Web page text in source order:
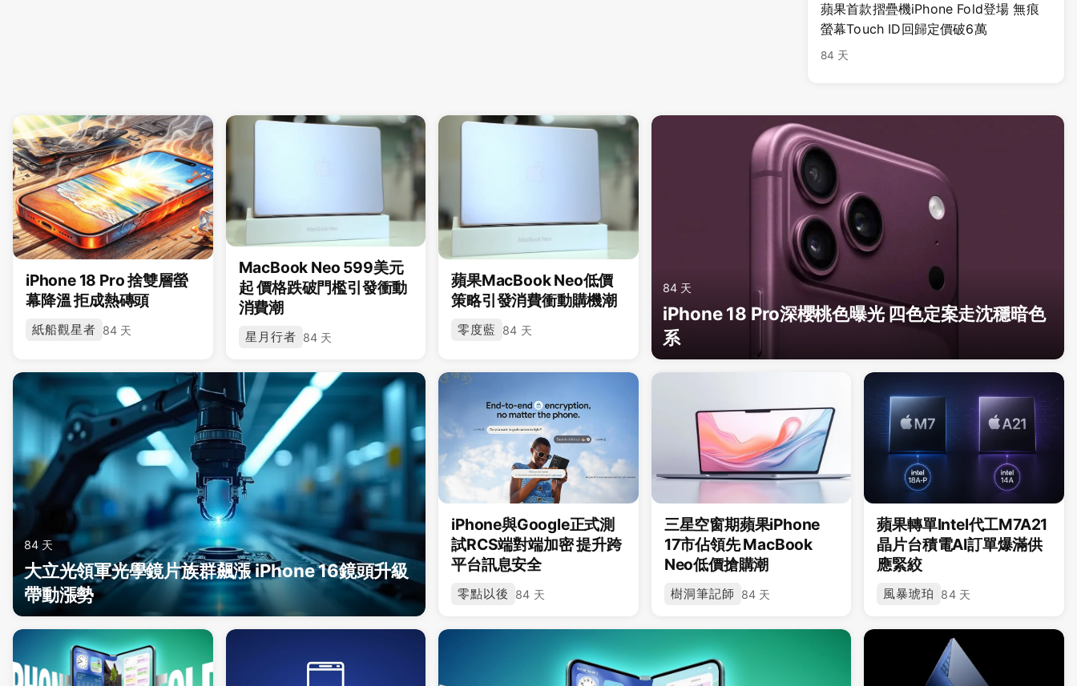
蘋果首款摺疊機iPhone Fold登場 無痕
螢幕Touch ID回歸定價破6萬
84 天
iPhone 18 Pro 捨雙層螢
幕降溫 拒成熱磚頭
紙船觀星者 84 天
MacBook Neo 599美元
起 價格跌破門檻引發衝動
消費潮
星月行者 84 天
蘋果MacBook Neo低價
策略引發消費衝動購機潮
零度藍 84 天
84 天
iPhone 18 Pro深櫻桃色曝光 四色定案走沈穩暗色
系
84 天
大立光領軍光學鏡片族群飆漲 iPhone 16鏡頭升級
帶動漲勢
iPhone與Google正式測
試RCS端對端加密 提升跨
平台訊息安全
零點以後 84 天
三星空窗期蘋果iPhone
17市佔領先 MacBook
Neo低價搶購潮
樹洞筆記師 84 天
蘋果轉單Intel代工M7A21
晶片台積電AI訂單爆滿供
應緊絞
風暴琥珀 84 天